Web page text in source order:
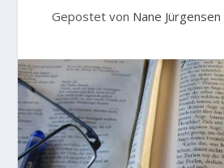
Gepostet von Nane Jürgensen